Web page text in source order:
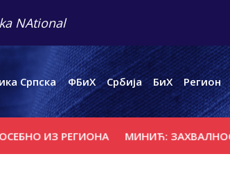
NAtional
Српска ФБиХ Србија БиХ Регион
ИЗ РЕГИОНА МИНИЋ: ЗАХВАЛНОСТ